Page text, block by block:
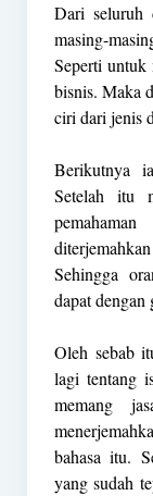
Dari seluruh
masing-
Seperti untuk
bisnis. Maka
ciri dari jenis
Berikutnya
Setelah itu
Sehingga
dapat dengan
Oleh sebab
lagi tentang
memang
bahasa itu.
yang sudah